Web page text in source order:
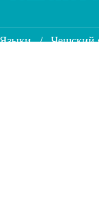
Языки / Чешский